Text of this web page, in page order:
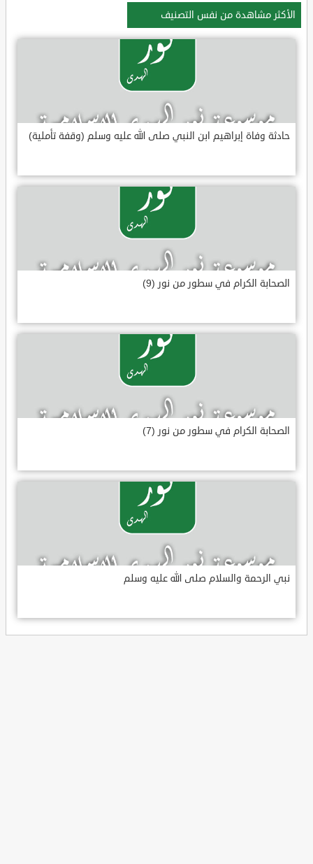
الأكثر مشاهدة من نفس التصنيف
حادثة وفاة إبراهيم ابن النبي صلى الله عليه وسلم (وقفة تأملية)
الصحابة الكرام في سطور من نور (9)
الصحابة الكرام في سطور من نور (7)
نبي الرحمة والسلام صلى الله عليه وسلم